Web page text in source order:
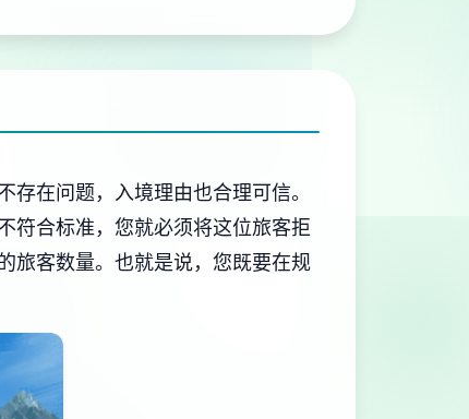
在问题，入境理由也合理可信。
符合标准，您就必须将这位旅客拒
旅客数量。也就是说，您既要在规